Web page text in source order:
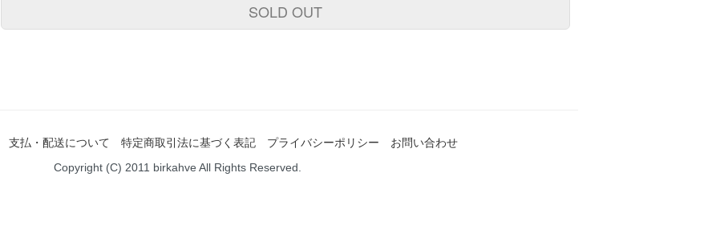
SOLD OUT
支払・配送について 特定商取引法に基づく表記 プライバシーポリシー
お問い合わせ
Copyright (C) 2011 birkahve All Rights Reserved.